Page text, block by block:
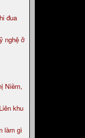
đua
nghệ ở
Niềm,
khu
làm gì